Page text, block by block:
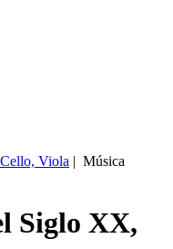
Viola | Música
Siglo XX,